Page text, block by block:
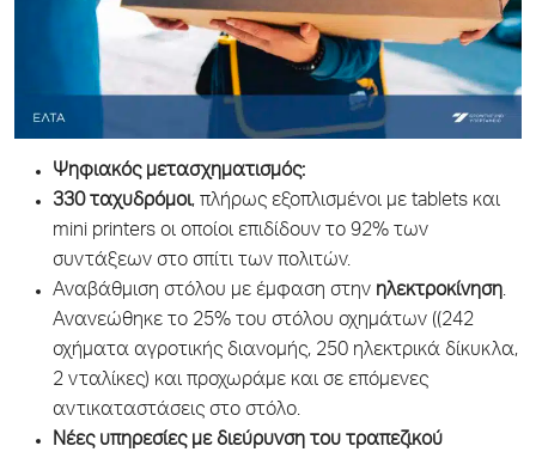
Ψηφιακός μετασχηματισμός:
330 ταχυδρόμοι, πλήρως εξοπλισμένοι με tablets και
mini printers οι οποίοι επιδίδουν το 92% των
συντάξεων στο σπίτι των πολιτών.
Αναβάθμιση στόλου με έμφαση στην ηλεκτροκίνηση.
Ανανεώθηκε το 25% του στόλου οχημάτων ((242
οχήματα αγροτικής διανομής, 250 ηλεκτρικά δίκυκλα,
2 νταλίκες) και προχωράμε και σε επόμενες
αντικαταστάσεις στο στόλο.
Νέες υπηρεσίες με διεύρυνση του τραπεζικού